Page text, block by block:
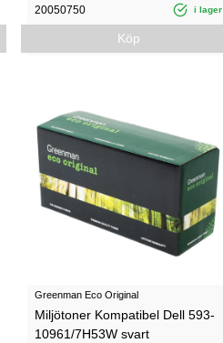
20050750 i lager
Köp
Greenman Eco Original
Miljötoner Kompatibel Dell 593­
10961/7H53W svart